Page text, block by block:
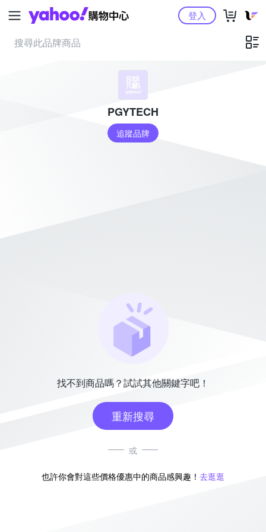
Yahoo購物中心登入
PGYTECH
追蹤品牌
找不到商品嗎？試試其他關鍵字吧！
重新搜尋
或
也許你會對這些價格優惠中的商品感興趣！ 去逛逛